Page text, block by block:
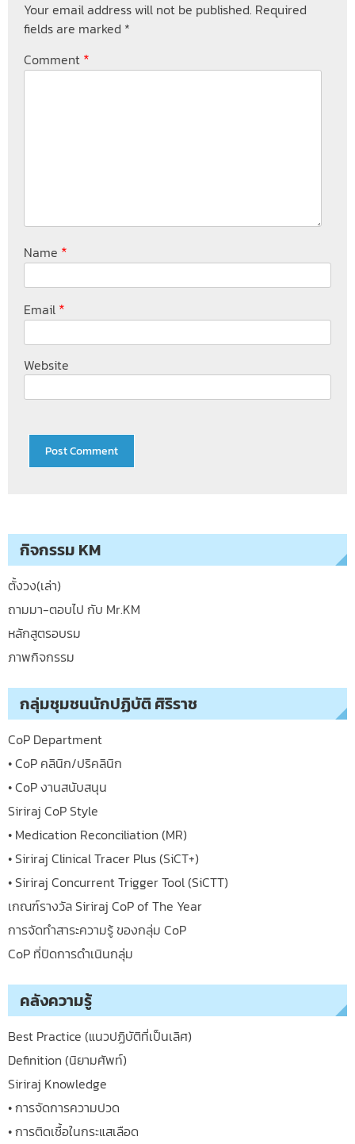
Your email address will not be published. Required
fields are marked *
Comment *
Name *
Email *
Website
กิจกรรม KM
ตั้งวง(เล่า)
ถามมา-ตอบไป กับ Mr.KM
หลักสูตรอบรม
ภาพกิจกรรม
กลุ่มชุมชนนักปฏิบัติ ศิริราช
CoP Department
• CoP คลินิก/ปริคลินิก
• CoP งานสนับสนุน
Siriraj CoP Style
• Medication Reconciliation (MR)
• Siriraj Clinical Tracer Plus (SiCT+)
• Siriraj Concurrent Trigger Tool (SiCTT)
เกณฑ์รางวัล Siriraj CoP of The Year
การจัดทำสาระความรู้ ของกลุ่ม CoP
CoP ที่ปิดการดำเนินกลุ่ม
คลังความรู้
Best Practice (แนวปฏิบัติที่เป็นเลิศ)
Definition (นิยามศัพท์)
Siriraj Knowledge
• การจัดการความปวด
• การติดเชื้อในกระแสเลือด